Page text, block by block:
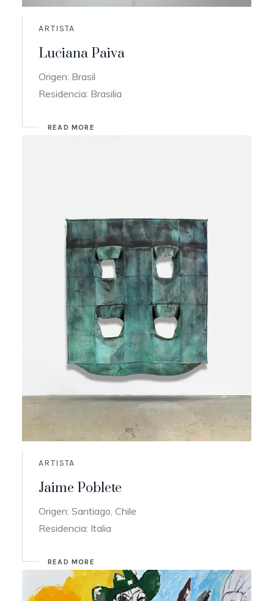
ARTISTA
Luciana Paiva
Origen: Brasil
Residencia: Brasilia
READ MORE
ARTISTA
Jaime Poblete
Origen: Santiago, Chile
Residencia: Italia
READ MORE